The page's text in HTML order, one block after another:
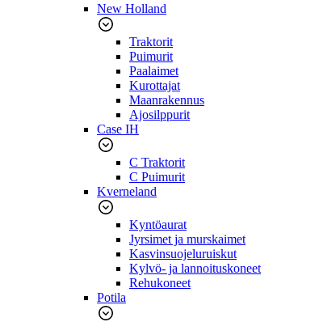
New Holland
Traktorit
Puimurit
Paalaimet
Kurottajat
Maanrakennus
Ajosilppurit
Case IH
C Traktorit
C Puimurit
Kverneland
Kyntöaurat
Jyrsimet ja murskaimet
Kasvinsuojeluruiskut
Kylvö- ja lannoituskoneet
Rehukoneet
Potila